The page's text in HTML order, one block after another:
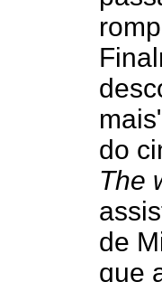
do
The
de
que